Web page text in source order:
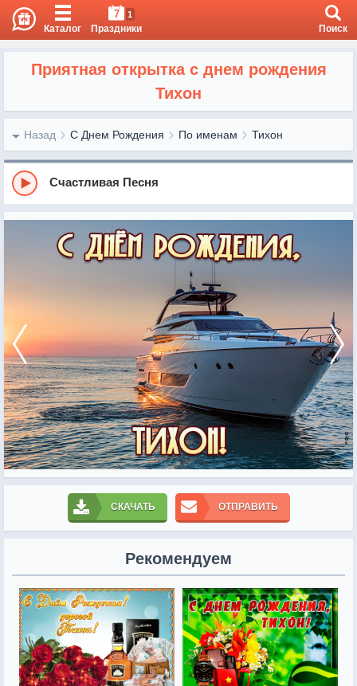
Каталог
7 1
Праздники Поиск
Приятная открытка с днем рождения
Тихон
Назад С Днем Рождения По именам Тихон
Счастливая Песня
СКАЧАТЬ ОТПРАВИТЬ
Рекомендуем